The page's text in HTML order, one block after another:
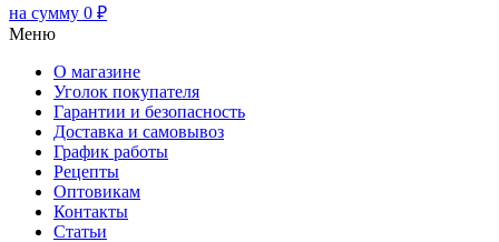
на сумму 0 ₽
Меню
О магазине
Уголок покупателя
Гарантии и безопасность
Доставка и самовывоз
График работы
Рецепты
Оптовикам
Контакты
Статьи